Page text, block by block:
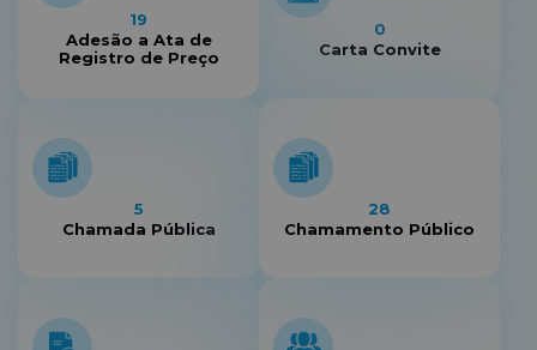
0
Carta Convite
5
Chamada Pública
28
Chamamento Público
19
Adesão a Ata de
Registro de Preço